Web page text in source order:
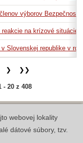
výborov
na krízové situácie
Slovenskej republike v
❯ ❯❯
- 20 z 408
republiky
majú informatívny
webovej lokality
dátové súbory, tzv.